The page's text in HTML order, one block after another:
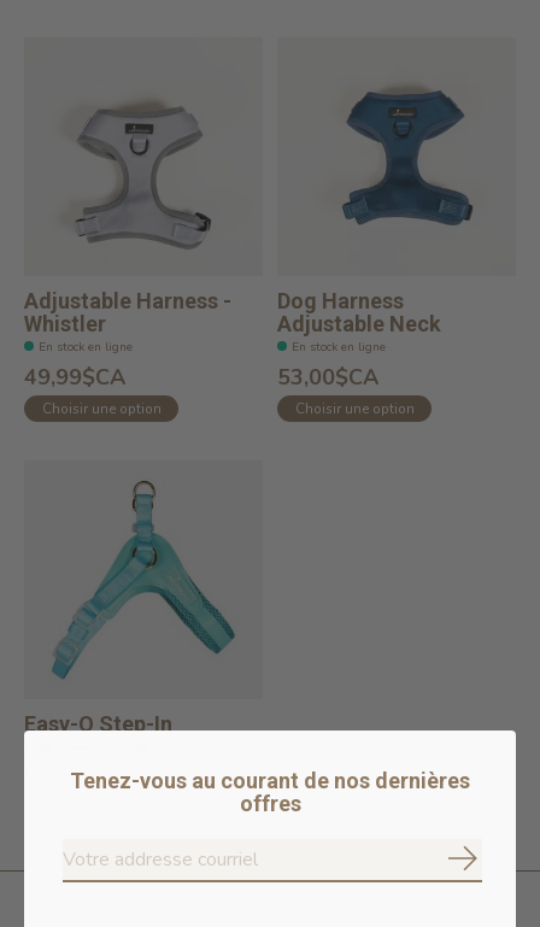
Adjustable Harness -
Whistler
En stock en ligne
49,99$CA
Choisir une option
Dog Harness
Adjustable Neck
En stock en ligne
53,00$CA
Choisir une option
Easy-O Step-In
En stock en ligne
Tenez-vous au courant de nos dernières
offres